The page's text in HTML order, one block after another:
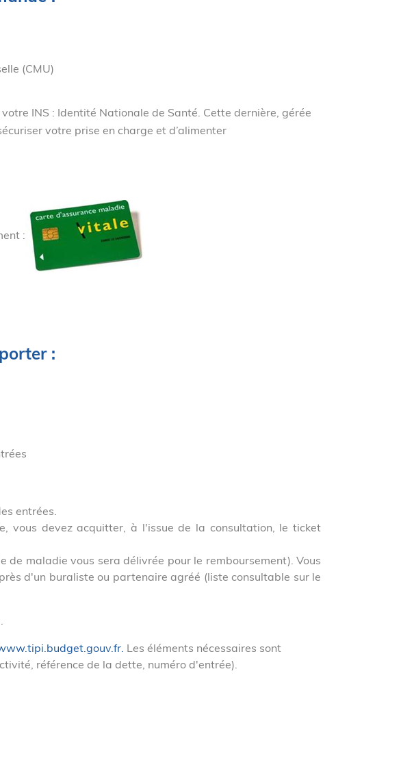
(CMU)
INS : Identité Nationale de Santé. Cette dernière, gérée
votre prise en charge et d’alimenter
:
:
entrées.
vous devez acquitter, à l'issue de la consultation, le ticket
maladie vous sera délivrée pour le remboursement). Vous
d'un buraliste ou partenaire agréé (liste consultable sur le
Les éléments nécessaires sont
référence de la dette, numéro d'entrée).